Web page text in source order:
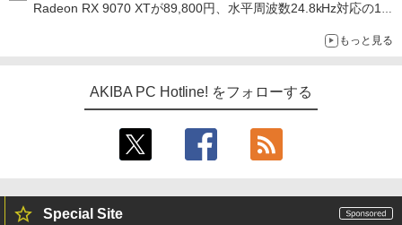
Radeon RX 9070 XTが89,800円、水平周波数24.8kHz対応の17
もっと見る
AKIBA PC Hotline! をフォローする
Special Site